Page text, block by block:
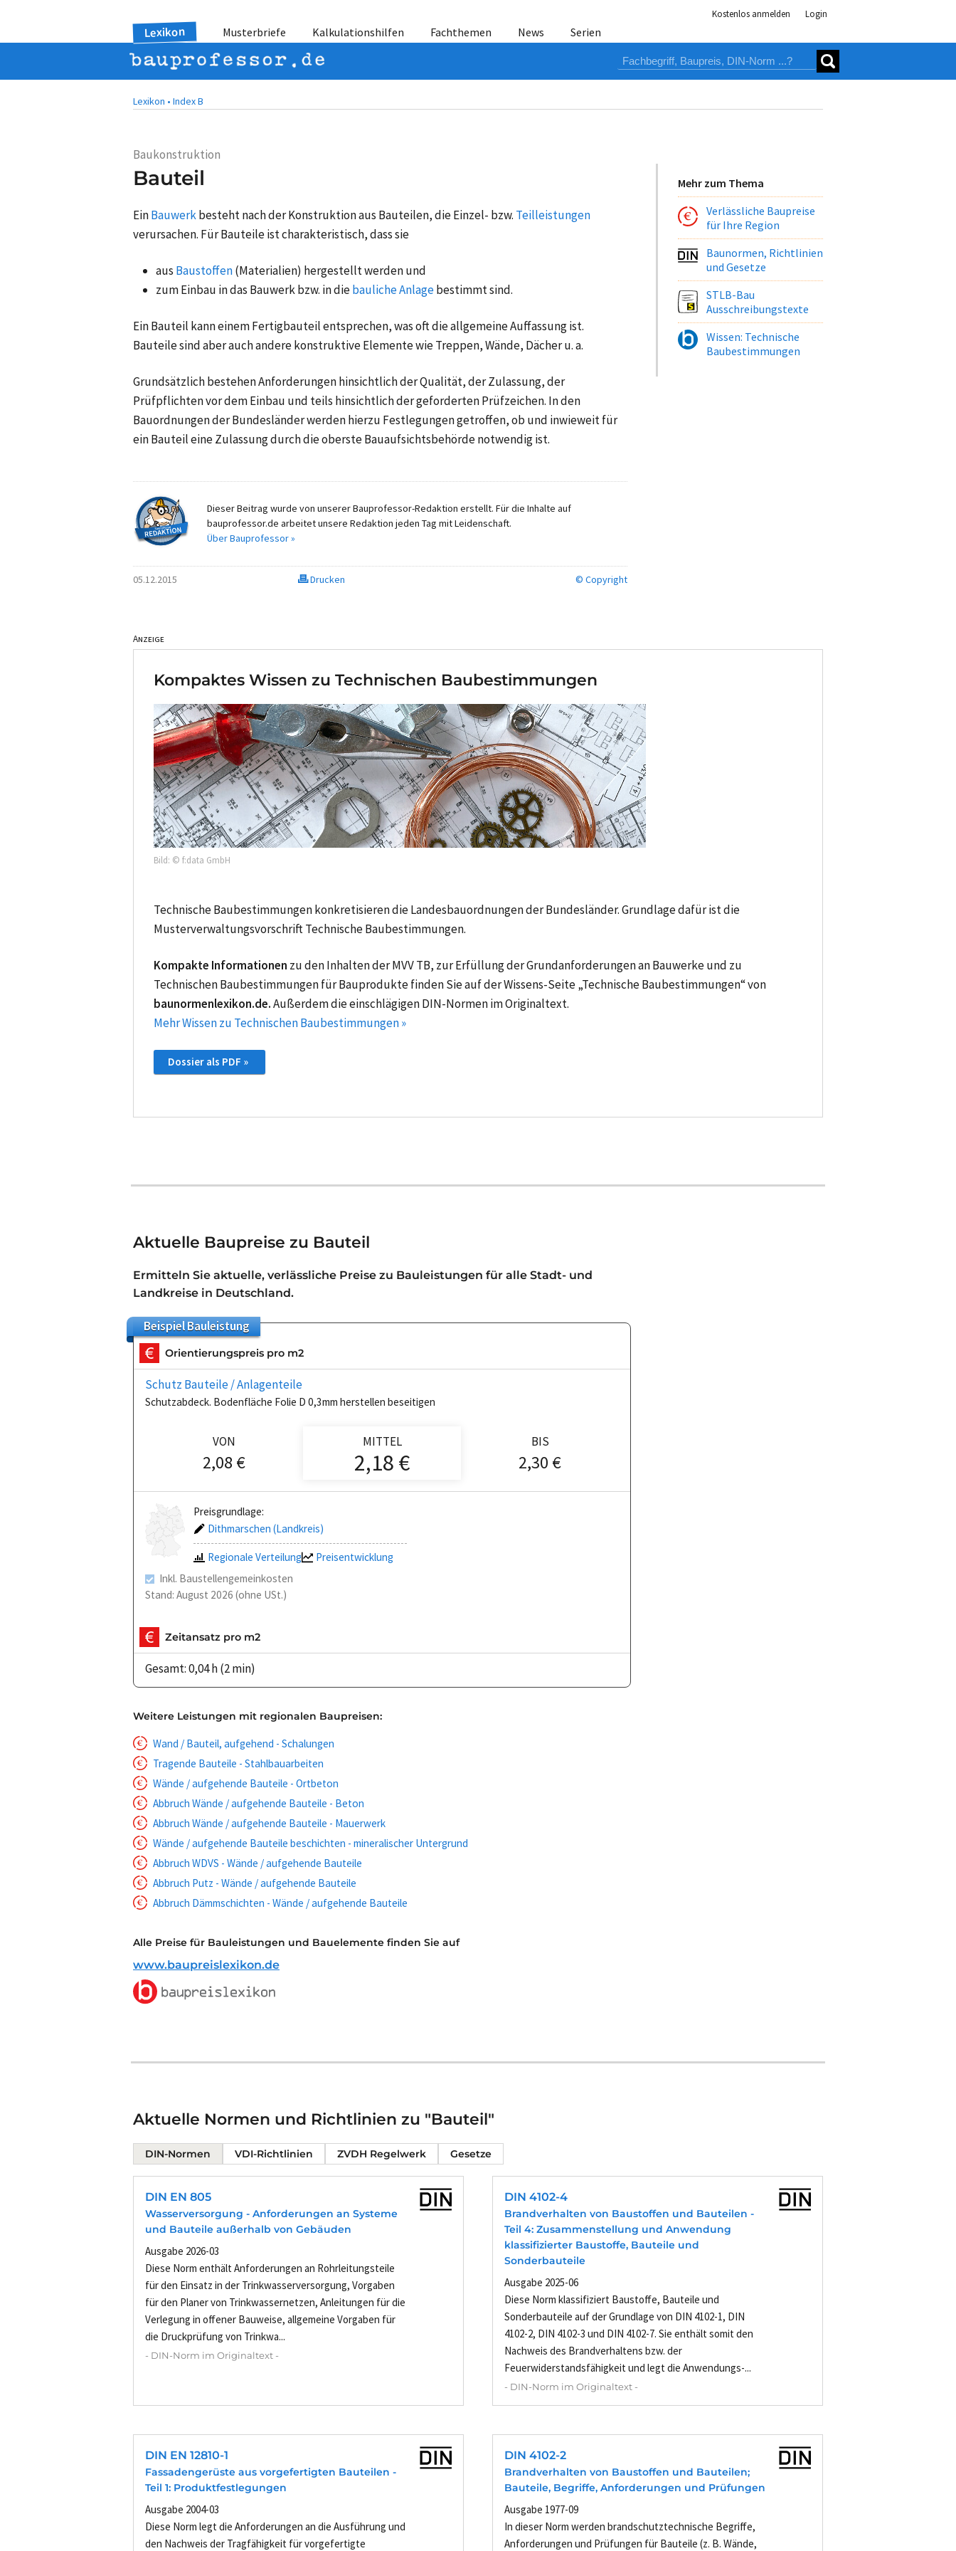
Kostenlos anmelden Login
Lexikon Musterbriefe Kalkulationshilfen Fachthemen News Serien
Lexikon • Index B
Baukonstruktion
Bauteil
EinBauwerkbesteht nach der Konstruktion aus Bauteilen, die Einzel- bzw. Teilleistungen
verursachen. Für Bauteile ist charakteristisch, dass sie
aus Baustoffen(Materialien) hergestellt werden und
zum Einbau in das Bauwerk bzw. in diebauliche Anlagebestimmt sind.
Ein Bauteil kann einem Fertigbauteil entsprechen, was oft die allgemeine Auffassung ist.
Bauteile sind aber auch andere konstruktive Elemente wie Treppen, Wände, Dächer u. a.
Grundsätzlich bestehen Anforderungen hinsichtlich der Qualität, der Zulassung, der
Prüfpflichten vor dem Einbau und teils hinsichtlich der geforderten Prüfzeichen. In den
Bauordnungen der Bundesländer werden hierzu Festlegungen getroffen, ob und inwieweit für
ein Bauteil eine Zulassung durch die oberste Bauaufsichtsbehörde notwendig ist.
Dieser Beitrag wurde von unserer Bauprofessor-Redaktion erstellt. Für die Inhalte auf
bauprofessor.de arbeitet unsere Redaktion jeden Tag mit Leidenschaft.
Über Bauprofessor »
05.12.2015 Drucken © Copyright
Mehr zum Thema
Verlässliche Baupreise
für Ihre Region
Baunormen, Richtlinien
und Gesetze
STLB-Bau
Ausschreibungstexte
Wissen: Technische
Baubestimmungen
Anzeige
Kompaktes Wissen zu Technischen Baubestimmungen
Bild: © f:data GmbH
Technische Baubestimmungen konkretisieren die Landesbauordnungen der Bundesländer. Grundlage dafür ist die
Musterverwaltungsvorschrift Technische Baubestimmungen.
Kompakte Informationen zu den Inhalten der MVV TB, zur Erfüllung der Grundanforderungen an Bauwerke und zu
Technischen Baubestimmungen für Bauprodukte finden Sie auf der Wissens-Seite „Technische Baubestimmungen“ von
baunormenlexikon.de.Außerdem die einschlägigen DIN-Normen im Originaltext.
Mehr Wissen zu Technischen Baubestimmungen »
Dossier als PDF »
Aktuelle Baupreise zu Bauteil
Ermitteln Sie aktuelle, verlässliche Preise zu Bauleistungen für alle Stadt- und
Landkreise in Deutschland.
BeispielBauleistung
Orientierungspreis pro m2
Schutz Bauteile / Anlagenteile
Schutzabdeck. Bodenfläche Folie D 0,3mm herstellen beseitigen
VON
2,08 €
MITTEL
2,18 €
BIS
2,30 €
Preisgrundlage:
Dithmarschen (Landkreis)
Regionale Verteilung
Preisentwicklung
Inkl. Baustellengemeinkosten
Stand: August 2026 (ohne USt.)
Zeitansatz pro m2
Gesamt: 0,04 h (2 min)
Weitere Leistungen mit regionalen Baupreisen:
Wand / Bauteil, aufgehend - Schalungen
Tragende Bauteile - Stahlbauarbeiten
Wände / aufgehende Bauteile - Ortbeton
Abbruch Wände / aufgehende Bauteile - Beton
Abbruch Wände / aufgehende Bauteile - Mauerwerk
Wände / aufgehende Bauteile beschichten - mineralischer Untergrund
Abbruch WDVS - Wände / aufgehende Bauteile
Abbruch Putz - Wände / aufgehende Bauteile
Abbruch Dämmschichten - Wände / aufgehende Bauteile
Alle Preise für Bauleistungen und Bauelemente finden Sie auf
www.baupreislexikon.de
Aktuelle Normen und Richtlinien zu "Bauteil"
DIN-Normen VDI-Richtlinien ZVDH Regelwerk Gesetze
DIN EN 805
Wasserversorgung - Anforderungen an Systeme
und Bauteile außerhalb von Gebäuden
Ausgabe 2026-03
Diese Norm enthält Anforderungen an Rohrleitungsteile
für den Einsatz in der Trinkwasserversorgung, Vorgaben
für den Planer von Trinkwassernetzen, Anleitungen für die
Verlegung in offener Bauweise, allgemeine Vorgaben für
die Druckprüfung von Trinkwa...
- DIN-Norm im Originaltext -
DIN 4102-4
Brandverhalten von Baustoffen und Bauteilen -
Teil 4: Zusammenstellung und Anwendung
klassifizierter Baustoffe, Bauteile und
Sonderbauteile
Ausgabe 2025-06
Diese Norm klassifiziert Baustoffe, Bauteile und
Sonderbauteile auf der Grundlage von DIN 4102-1, DIN
4102-2, DIN 4102-3 und DIN 4102-7. Sie enthält somit den
Nachweis des Brandverhaltens bzw. der
Feuerwiderstandsfähigkeit und legt die Anwendungs-...
- DIN-Norm im Originaltext -
DIN EN 12810-1
Fassadengerüste aus vorgefertigten Bauteilen -
Teil 1: Produktfestlegungen
Ausgabe 2004-03
Diese Norm legt die Anforderungen an die Ausführung und
den Nachweis der Tragfähigkeit für vorgefertigte
DIN 4102-2
Brandverhalten von Baustoffen und Bauteilen;
Bauteile, Begriffe, Anforderungen und Prüfungen
Ausgabe 1977-09
In dieser Norm werden brandschutztechnische Begriffe,
Anforderungen und Prüfungen für Bauteile (z. B. Wände,